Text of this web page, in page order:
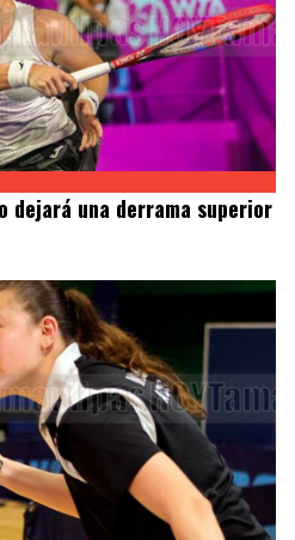
dejará una derrama superior